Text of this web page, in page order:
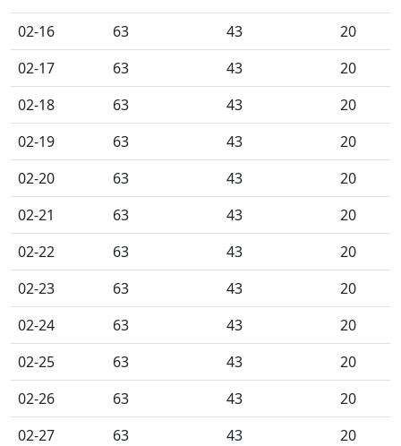
02-16
63 43
20
02-17
63 43
20
02-18
63 43
20
02-19
63 43
20
02-20
63 43
20
02-21
63 43
20
02-22
63 43
20
02-23
63 43
20
02-24
63 43
20
02-25
63 43
20
02-26
63 43
20
02-27
63 43
20